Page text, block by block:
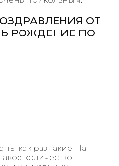
ОТ
РОЖДЕНИЕ ПО
как раз такие. На
количество